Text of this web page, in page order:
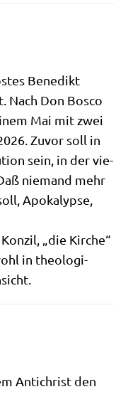
Bene­dikt
Nach Don Bos­co
Mai mit zwei
Zuvor soll in
sein, in der vie­
nie­mand mehr
Apo­ka­lyp­se,
„die Kir­che“
in theo­lo­gi­
Anti­christ den